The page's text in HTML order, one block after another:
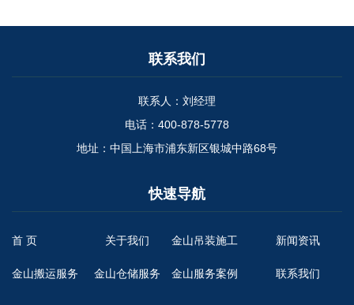
联系我们
联系人：刘经理
电话：400-878-5778
地址：中国上海市浦东新区银城中路68号
快速导航
首 页 关于我们 金山吊装施工 新闻资讯
金山搬运服务 金山仓储服务 金山服务案例 联系我们